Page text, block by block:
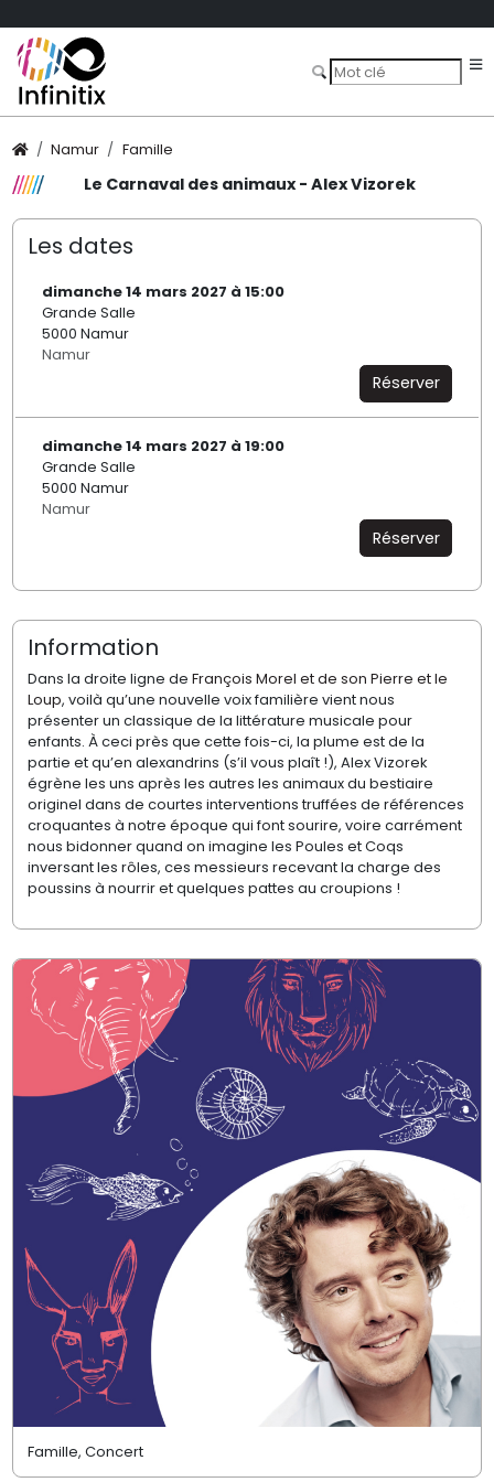
Namur Famille
Le Carnaval des animaux - Alex Vizorek
Les dates
dimanche 14 mars 2027 à 15:00
Grande Salle
5000 Namur
Namur
Réserver
dimanche 14 mars 2027 à 19:00
Grande Salle
5000 Namur
Namur
Réserver
Information
Dans la droite ligne de François Morel et de son Pierre et le
Loup, voilà qu’une nouvelle voix familière vient nous
présenter un classique de la littérature musicale pour
enfants. À ceci près que cette fois-ci, la plume est de la
partie et qu’en alexandrins (s’il vous plaît !), Alex Vizorek
égrène les uns après les autres les animaux du bestiaire
originel dans de courtes interventions truffées de références
croquantes à notre époque qui font sourire, voire carrément
nous bidonner quand on imagine les Poules et Coqs
inversant les rôles, ces messieurs recevant la charge des
poussins à nourrir et quelques pattes au croupions !
Famille, Concert